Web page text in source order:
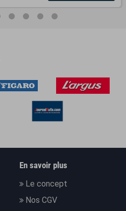
En savoir plus
Le concept
Nos CGV